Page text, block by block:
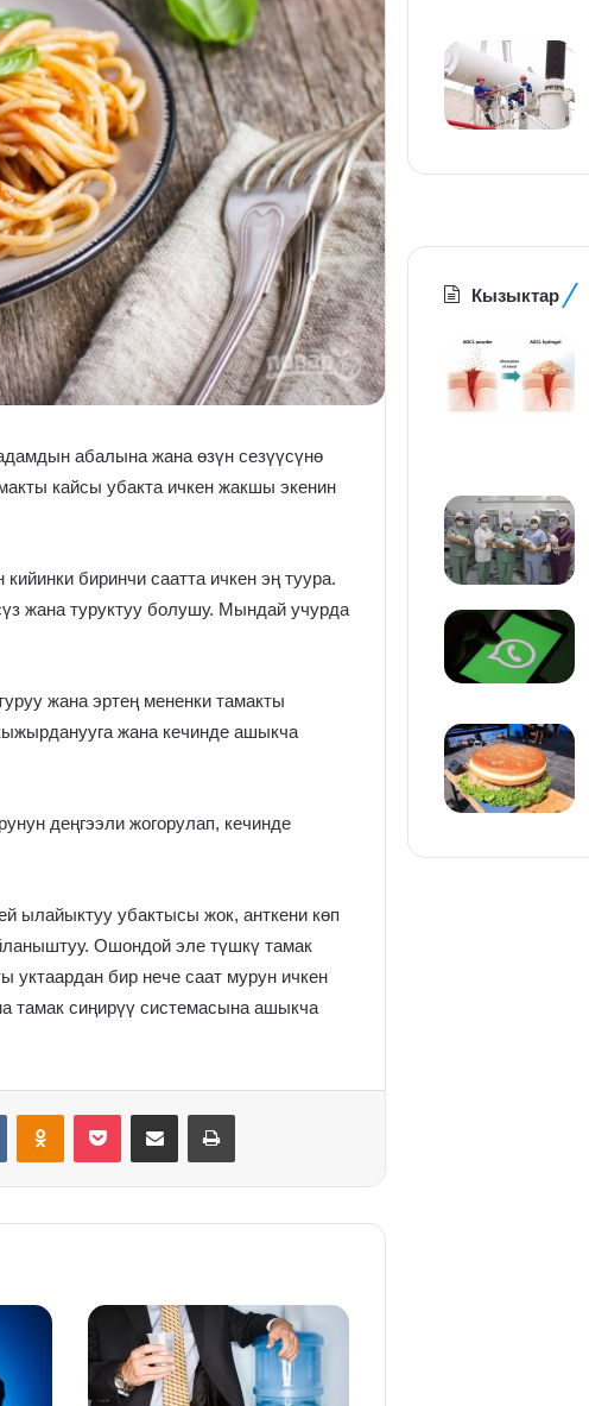
абалына жана өзүн сезүүсүнө
кайсы убакта ичкен жакшы экенин
биринчи саатта ичкен эң туура.
жана туруктуу болушу. Мындай учурда
жана эртең мененки тамакты
жана кечинде ашыкча
деңгээли жогорулап, кечинде
ылайыктуу убактысы жок, анткени көп
Ошондой эле түшкү тамак
уктаардан бир нече саат мурун ичкен
тамак сиңирүү системасына ашыкча
VKontakteOdnoklassniki
Pocket Share via Email Print
Кызыктар